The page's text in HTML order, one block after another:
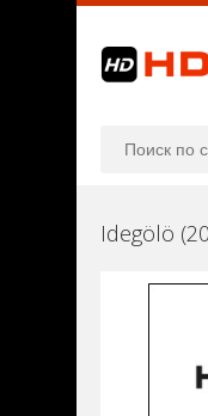
Idegölö